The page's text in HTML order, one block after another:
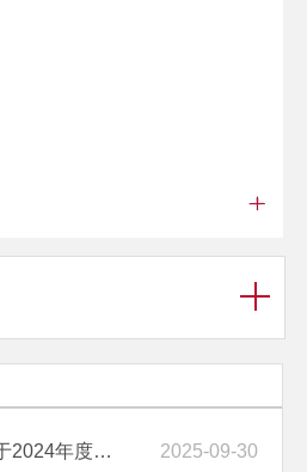
保山市投资促进局关于2024年度市级部门整体支出和项目支出绩效自评 2025-09-30